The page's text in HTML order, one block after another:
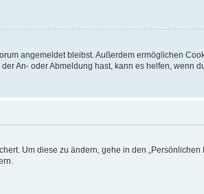
angemeldet bleibst. Außerdem ermöglichen
An- oder Abmeldung hast, kann es helfen, wenn
Um diese zu ändern, gehe in den